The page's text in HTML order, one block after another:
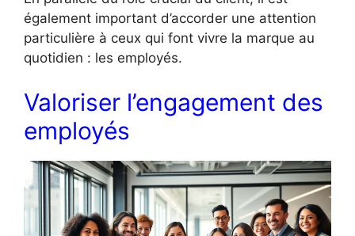
également important d’accorder une attention
particulière à ceux qui font vivre la marque au
quotidien : les employés.
Valoriser l’engagement des
employés